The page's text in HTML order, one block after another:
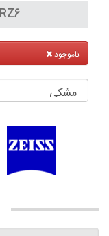
ناموجود